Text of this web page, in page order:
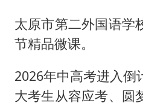
太原市第二外国语学
节精品微课。
2026年中高考进入倒
大考生从容应考、圆